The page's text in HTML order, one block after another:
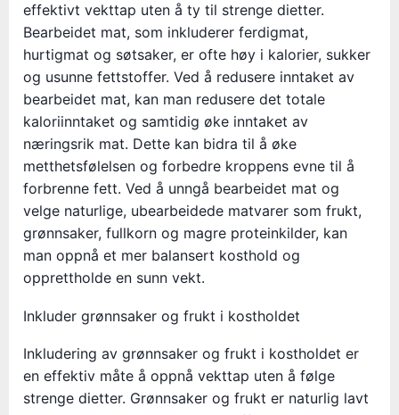
effektivt vekttap uten å ty til strenge dietter.
Bearbeidet mat, som inkluderer ferdigmat,
hurtigmat og søtsaker, er ofte høy i kalorier, sukker
og usunne fettstoffer. Ved å redusere inntaket av
bearbeidet mat, kan man redusere det totale
kaloriinntaket og samtidig øke inntaket av
næringsrik mat. Dette kan bidra til å øke
metthetsfølelsen og forbedre kroppens evne til å
forbrenne fett. Ved å unngå bearbeidet mat og
velge naturlige, ubearbeidede matvarer som frukt,
grønnsaker, fullkorn og magre proteinkilder, kan
man oppnå et mer balansert kosthold og
opprettholde en sunn vekt.
Inkluder grønnsaker og frukt i kostholdet
Inkludering av grønnsaker og frukt i kostholdet er
en effektiv måte å oppnå vekttap uten å følge
strenge dietter. Grønnsaker og frukt er naturlig lavt